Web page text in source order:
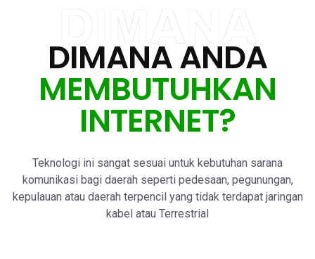
DIMANA
SAJA
DIMANA ANDA
MEMBUTUHKAN
INTERNET?
Teknologi ini sangat sesuai untuk kebutuhan sarana
komunikasi bagi daerah seperti pedesaan, pegunungan,
kepulauan atau daerah terpencil yang tidak terdapat jaringan
kabel atau Terrestrial